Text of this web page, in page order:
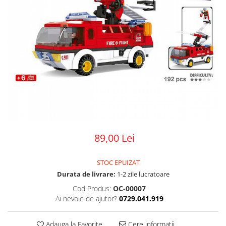
89,00 Lei
STOC EPUIZAT
Durata de livrare: 1-2 zile lucratoare
Cod Produs: OC-00007
Ai nevoie de ajutor? 0729.041.919